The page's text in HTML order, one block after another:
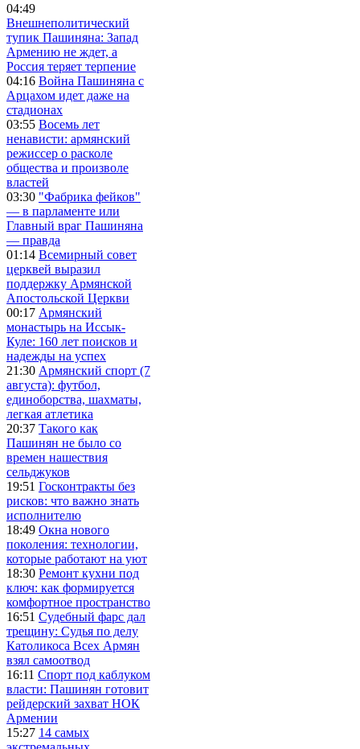
04:49
Внешнеполитический
тупик Пашиняна: Запад
Армению не ждет, а
Россия теряет терпение
04:16 Война Пашиняна с
Арцахом идет даже на
стадионах
03:55 Восемь лет
ненависти: армянский
режиссер о расколе
общества и произволе
властей
03:30 "Фабрика фейков"
— в парламенте или
Главный враг Пашиняна
— правда
01:14 Всемирный совет
церквей выразил
поддержку Армянской
Апостольской Церкви
00:17 Армянский
монастырь на Иссык-
Куле: 160 лет поисков и
надежды на успех
21:30 Армянский спорт (7
августа): футбол,
единоборства, шахматы,
легкая атлетика
20:37 Такого как
Пашинян не было со
времен нашествия
сельджуков
19:51 Госконтракты без
рисков: что важно знать
исполнителю
18:49 Окна нового
поколения: технологии,
которые работают на уют
18:30 Ремонт кухни под
ключ: как формируется
комфортное пространство
16:51 Судебный фарс дал
трещину: Судья по делу
Католикоса Всех Армян
взял самоотвод
16:11 Спорт под каблуком
власти: Пашинян готовит
рейдерский захват НОК
Армении
15:27 14 самых